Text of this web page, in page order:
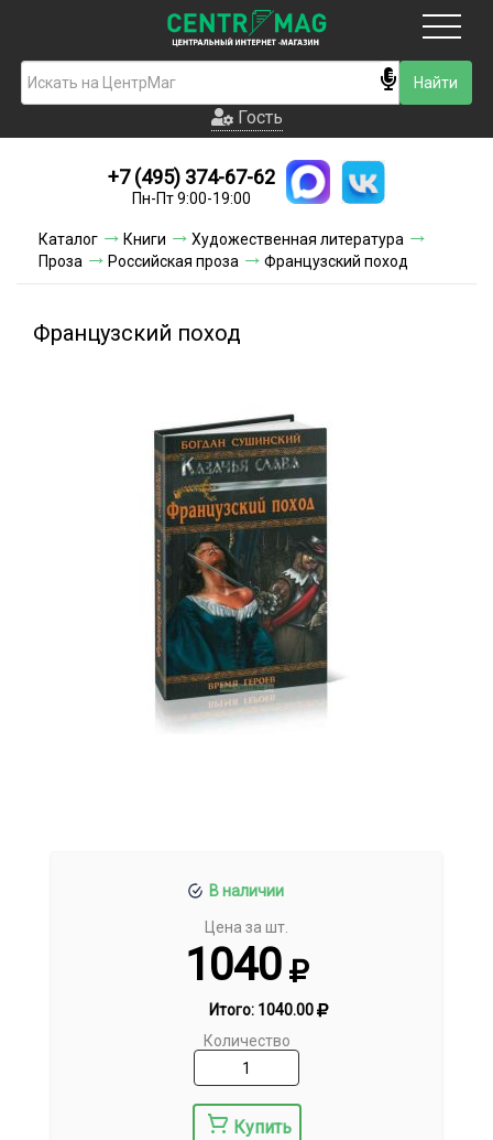
Гость
Новинки
Условия доставки
Контакты
Гость
+7 (495) 374-67-62
Пн-Пт 9:00-19:00
Каталог Книги
Художественная литература
Проза
Российская проза Французский поход
Французский поход
В наличии
Цена за шт.
1040
Итого: 1040.00
Количество
Купить